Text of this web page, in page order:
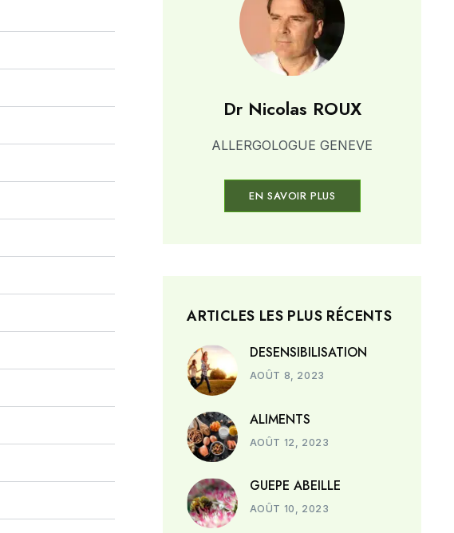
Dr Nicolas ROUX
ALLERGOLOGUE GENEVE
EN SAVOIR PLUS
ARTICLES LES PLUS RÉCENTS
DESENSIBILISATION
AOÛT 8, 2023
ALIMENTS
AOÛT 12, 2023
GUEPE ABEILLE
AOÛT 10, 2023